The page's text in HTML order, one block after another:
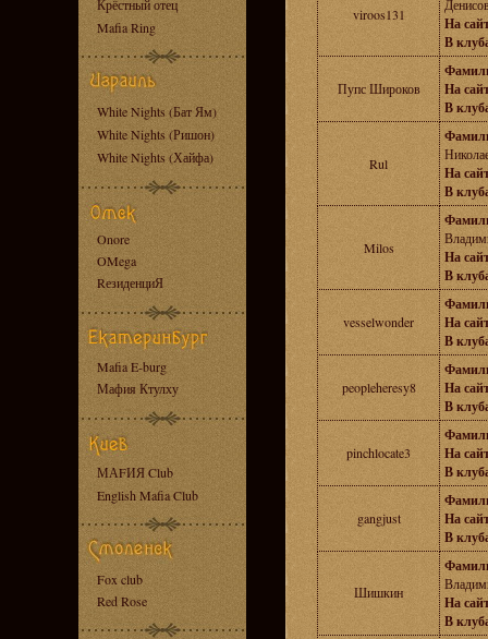
Крёстный отец
Mafia Ring
White Nights (Бат Ям)
White Nights (Ришон)
White Nights (Хайфа)
Onore
OMega
RезиденциЯ
Mafia E-burg
Мафия Ктулху
МАFИЯ Club
English Mafia Club
Fox club
Red Rose
viroos131
На
В
Пупс Широков
На
В
Rul
На
В
Milos
На
В
vesselwonder
На
В
peopleheresy8
На
В
pinchlocate3
На
В
gangjust
На
В
Шишкин
На
В